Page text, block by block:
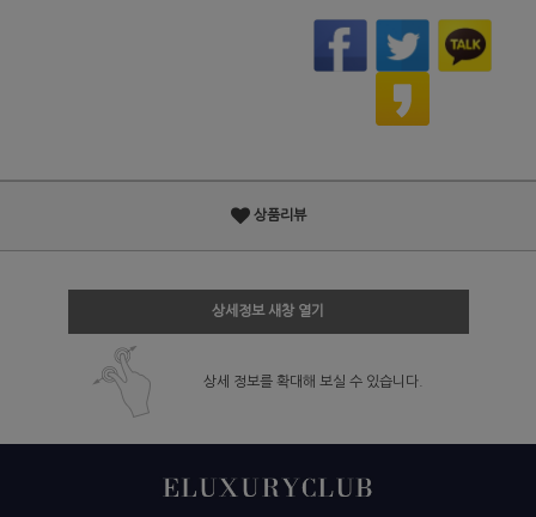
상품리뷰
상세정보 새창 열기
상세 정보를 확대해 보실 수 있습니다.